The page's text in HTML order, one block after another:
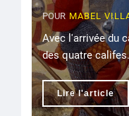
POUR MABEL
Avec l'arrivée du
des quatre
Lire l'article